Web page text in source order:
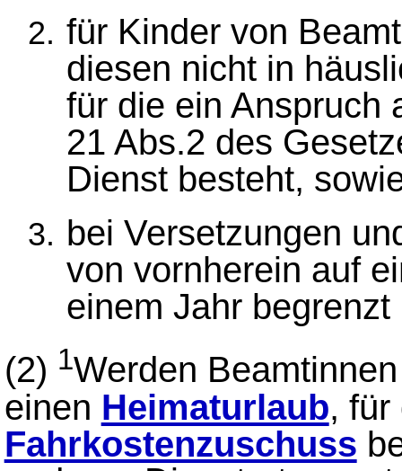
für Kinder von
diesen nicht in
für die ein Anspruch
21 Abs.2 des
Dienst besteht,
bei Versetzungen
von vornherein auf
einem Jahr begrenzt
(2) 1Werden
einen Heimaturlaub, für
Fahrkostenzuschuss